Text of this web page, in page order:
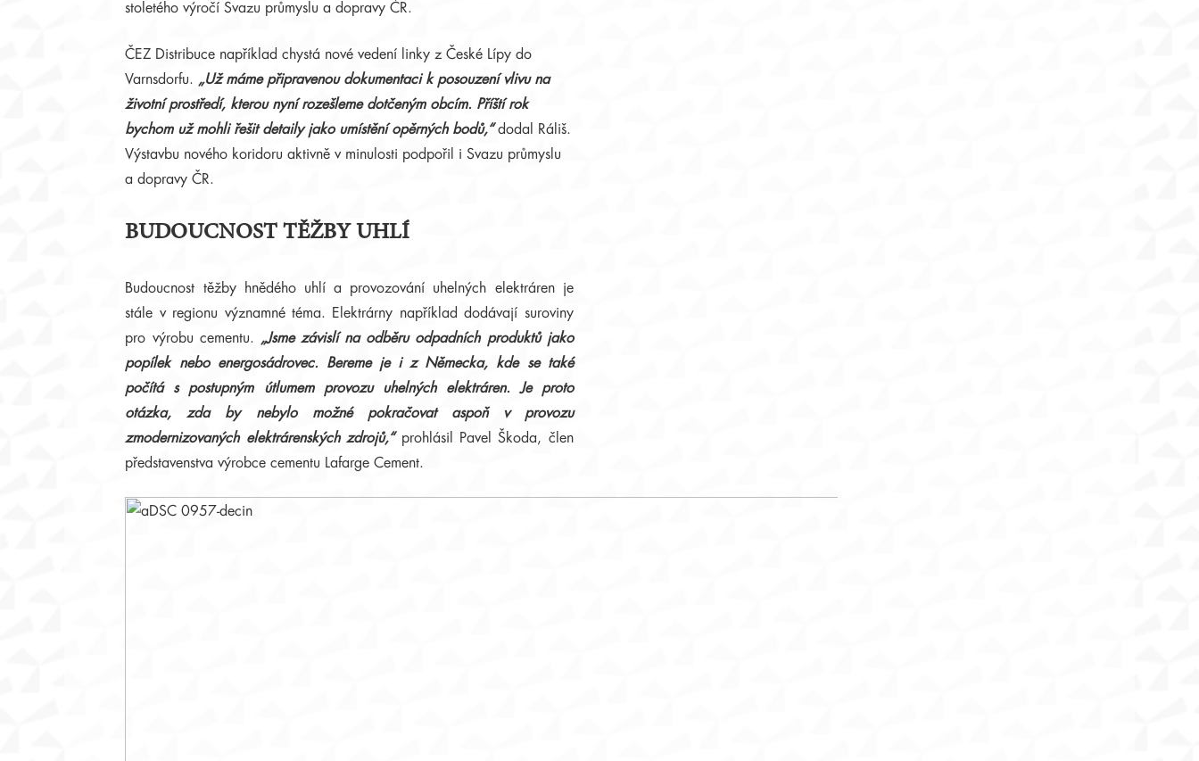
stoletého výročí Svazu průmyslu a dopravy ČR.
ČEZ Distribuce například chystá nové vedení linky z České Lípy do
Varnsdorfu. „Už máme připravenou dokumentaci k posouzení vlivu na
životní prostředí, kterou nyní rozešleme dotčeným obcím. Příští rok
bychom už mohli řešit detaily jako umístění opěrných bodů,“dodal Ráliš.
Výstavbu nového koridoru aktivně v minulosti podpořil i Svazu průmyslu
a dopravy ČR.
BUDOUCNOST TĚŽBY UHLÍ
Budoucnost těžby hnědého uhlí a provozování uhelných elektráren je
stále v regionu významné téma. Elektrárny například dodávají suroviny
pro výrobu cementu.
„Jsme závislí na odběru odpadních produktů jako
popílek nebo energosádrovec. Bereme je i z Německa, kde se také
počítá s postupným útlumem provozu uhelných elektráren. Je proto
otázka, zda by nebylo možné pokračovat aspoň v provozu
zmodernizovaných elektrárenských zdrojů,“prohlásil Pavel Škoda, člen
představenstva výrobce cementu Lafarge Cement.